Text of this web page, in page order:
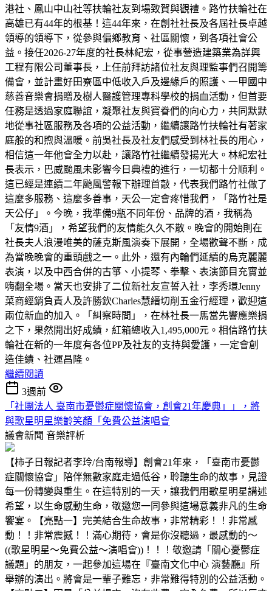
港社、鳳山中山社等扶輪社友到場致賀與觀禮。路竹扶輪社在
高雄已有44年的根基！這44年來，在創社社長及各屆社長卓越
領導的領導下，從參與偏鄉教育、社區關懷，到各項社會公
益。接任2026-27年度的社長林紀宏，從事營造建築業為詳興
工程有限公司董事長，上任前拜訪諸位社友與理監事們召開籌
備會，並計畫好田寮區中低收入戶及邊緣戶的照護、一甲國中
慈善音樂會捐贈及樹人醫護管理專科學校的捐血活動，但首要
任務是透過家庭聯誼，凝聚社友與寶眷們的向心力，共同默默
地從事社區服務及各項的公益活動，繼續讓路竹扶輪社有著家
庭般的和煦與溫暖。前吳社長及社友們感受到林社長的用心，
相信這一年他會全力以赴，讓路竹社繼續發揚光大。林紀宏社
長表示，巴威颱風未影響今日典禮的進行，一切都十分順利。
這已經是連續二年颱風警報下辦理首敲，代表我們路竹社做了
這麼多服務、這麼多善事，天公一定會疼惜我們，「路竹社是
天公仔」。今晚，我準備9瓶不同年份、品牌的酒，我稱為
「友情9酒」，希望我們的友情能久久不散。晚會的開始則在
社長夫人浪漫唯美的薩克斯風演奏下展開，全場歡聲不斷，成
為當晚晚會的重頭戲之一。此外，還有內輪們延續的烏克麗麗
表演，以及中西合併的古箏、小提琴、拳擊、表演節目充實並
嗨翻全場。當天也安排了二位新社友宣誓入社，李秀環Jenny
菜商經銷負責人及許勝欽Charles慧縉切削五金行經理，歡迎這
兩位新血的加入。「糾察時間」，在林社長一馬當先響應樂捐
之下，果然開出好成績，紅箱總收入1,495,000元。相信路竹扶
輪社在新的一年度有各位PP及社友的支持與愛護，一定會創
造佳績、社運昌隆。
繼續閱讀
3週前
「社團法人 臺南市憂鬱症關懷協會，創會21年慶典」」，將
與歌星明星樂齡笑顏「免費公益演唱會
議會新聞 音樂評析
【柿子日報記者李玲/台南報導】創會21年來，「臺南市憂鬱
症關懷協會」陪伴無數家庭走過低谷，聆聽生命的故事，見證
每一份轉變與重生。在這特別的一天，讓我們用歌星明星講述
希望，以生命感動生命，敬邀您一同參與這場意義非凡的生命
饗宴。【亮點一】完美結合生命故事，非常精彩！！非常感
動！！非常震撼！！滿心期待，會是你沒聽過，最感動的～
((歌星明星～免費公益～演唱會))！！！敬邀請「關心憂鬱症
議題」的朋友，一起參加這場在『臺南文化中心 演藝廳』所
舉辦的演出。將會是一輩子難忘，非常難得特別的公益活動。